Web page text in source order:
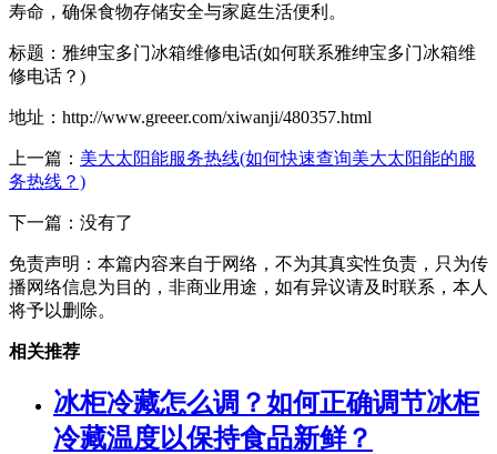
寿命，确保食物存储安全与家庭生活便利。
标题：雅绅宝多门冰箱维修电话(如何联系雅绅宝多门冰箱维
修电话？)
地址：http://www.greeer.com/xiwanji/480357.html
上一篇： 美大太阳能服务热线(如何快速查询美大太阳能的服
务热线？)
下一篇：没有了
免责声明：本篇内容来自于网络，不为其真实性负责，只为传
播网络信息为目的，非商业用途，如有异议请及时联系，本人
将予以删除。
相关推荐
冰柜冷藏怎么调？如何正确调节冰柜
冷藏温度以保持食品新鲜？